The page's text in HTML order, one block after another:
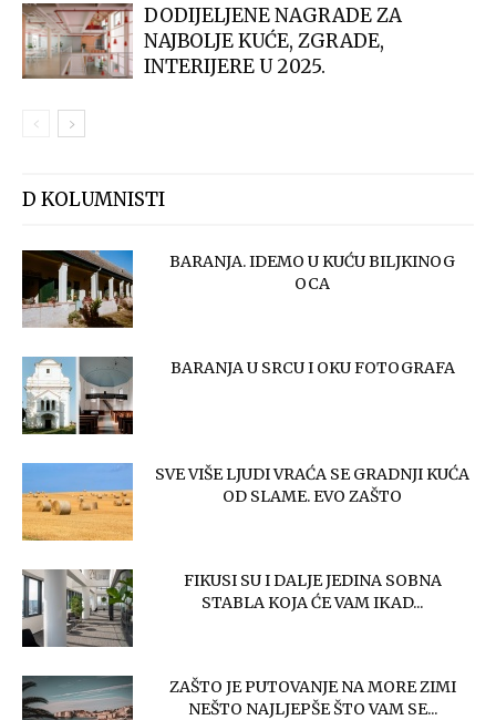
DODIJELJENE NAGRADE ZA
NAJBOLJE KUĆE, ZGRADE,
INTERIJERE U 2025.
D KOLUMNISTI
BARANJA. IDEMO U KUĆU BILJKINOG
OCA
BARANJA U SRCU I OKU FOTOGRAFA
SVE VIŠE LJUDI VRAĆA SE GRADNJI KUĆA
OD SLAME. EVO ZAŠTO
FIKUSI SU I DALJE JEDINA SOBNA
STABLA KOJA ĆE VAM IKAD...
ZAŠTO JE PUTOVANJE NA MORE ZIMI
NEŠTO NAJLJEPŠE ŠTO VAM SE...